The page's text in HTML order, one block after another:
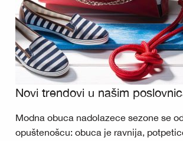
Novi trendovi u našim
Modna obuca nadolazece sezone se
opuštenošcu: obuca je ravnija,